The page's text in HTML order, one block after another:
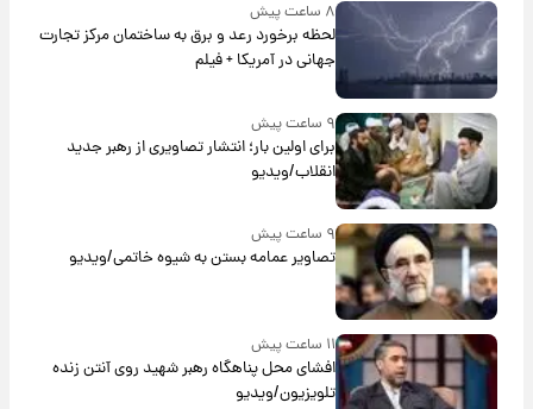
۸ ساعت پیش
لحظه برخورد رعد و برق به ساختمان مرکز تجارت
جهانی در آمریکا + فیلم
۹ ساعت پیش
برای اولین بار؛ انتشار تصاویری از رهبر جدید
انقلاب/ویدیو
۹ ساعت پیش
تصاویر عمامه بستن به شیوه خاتمی/ویدیو
۱۱ ساعت پیش
افشای محل پناهگاه‌ رهبر شهید روی آنتن زنده
تلویزیون/ویدیو